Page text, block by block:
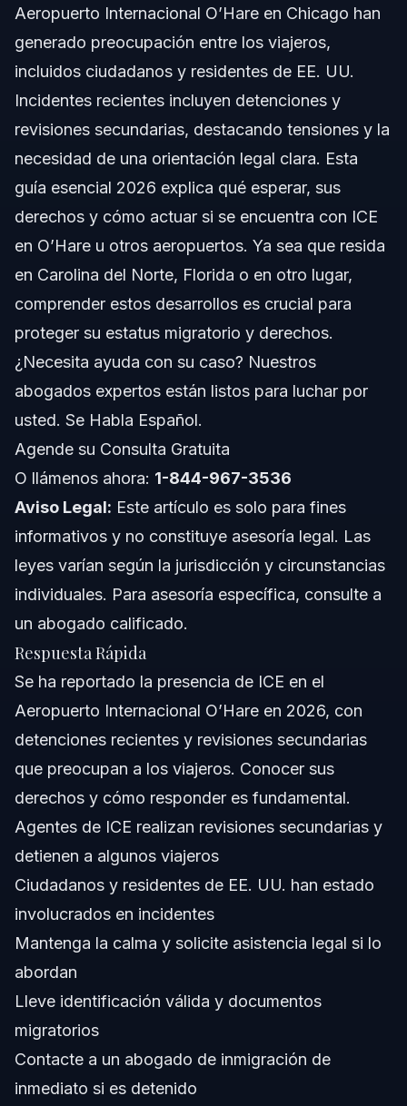
Aeropuerto O’Hare
Aplicación de ICE y Relaciones Comunitarias
Marco Legal para Operaciones de ICE en Aeropuertos
Paso a Paso: Qué Hacer Si Encuentra a ICE
Cómo Manejar una Detención o Arresto
Lista de Documentos y Evidencias
Consejos Adicionales
Cronología: Qué Esperar Durante Encuentros con
ICE
Costos y Tarifas: Factores que Impactan el Precio
Errores Comunes a Evitar al Tratar con ICE
Notas para Carolina del Norte, Florida y a Nivel
Nacional
Notas para Carolina del Norte
Notas para Florida
Conceptos Nacionales (Solo General, Las Reglas
Varían)
Cuándo Llamar a un Abogado Ahora
Acerca de Vasquez Law Firm
Confianza y Experiencia del Abogado
Preguntas Frecuentes
Internacional O’Hare?
¿Qué debo hacer si ICE se acerca a mí en el
aeropuerto?
por ICE en aeropuertos?
¿Qué son las revisiones secundarias y por qué son
¿Cómo pueden los viajeros prepararse para posibles
encuentros con ICE?
¿Existen protecciones legales para viajeros en
Aeropuerto Internacional O’Hare en Chicago han
generado preocupación entre los viajeros,
incluidos ciudadanos y residentes de EE. UU.
Incidentes recientes incluyen detenciones y
revisiones secundarias, destacando tensiones y la
necesidad de una orientación legal clara. Esta
guía esencial 2026 explica qué esperar, sus
derechos y cómo actuar si se encuentra con ICE
en O’Hare u otros aeropuertos. Ya sea que resida
en Carolina del Norte, Florida o en otro lugar,
comprender estos desarrollos es crucial para
proteger su estatus migratorio y derechos.
¿Necesita ayuda con su caso? Nuestros
abogados expertos están listos para luchar por
usted. Se Habla Español.
Agende su Consulta Gratuita
O llámenos ahora: 1-844-967-3536
Aviso Legal: Este artículo es solo para fines
informativos y no constituye asesoría legal. Las
leyes varían según la jurisdicción y circunstancias
individuales. Para asesoría específica, consulte a
un abogado calificado.
Respuesta Rápida
Se ha reportado la presencia de ICE en el
Aeropuerto Internacional O’Hare en 2026, con
detenciones recientes y revisiones secundarias
que preocupan a los viajeros. Conocer sus
derechos y cómo responder es fundamental.
Agentes de ICE realizan revisiones secundarias y
detienen a algunos viajeros
Ciudadanos y residentes de EE. UU. han estado
involucrados en incidentes
Mantenga la calma y solicite asistencia legal si lo
abordan
Lleve identificación válida y documentos
migratorios
Contacte a un abogado de inmigración de
inmediato si es detenido